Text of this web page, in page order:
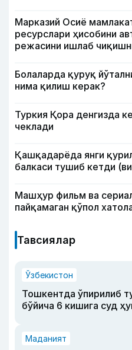
Марказий Осиё
ресурслари ҳисобини
режасини ишлаб
Болаларда қуруқ
нима қилиш керак?
Туркия Қора денгизда
чеклади
Қашқадарёда янги
балкаси тушиб кетди
Машҳур фильм ва
пайқамаган қўпол
Тавсиялар
Ўзбекистон
Тошкентда ўпирилиб
бўйича 6 кишига суд
Маданият